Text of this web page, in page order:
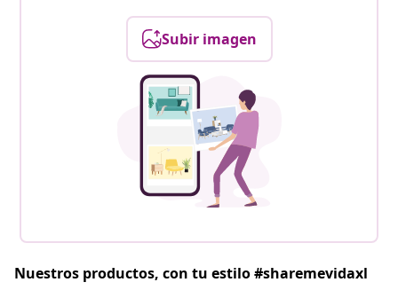
Subir imagen
Nuestros productos, con tu estilo #sharemevidaxl